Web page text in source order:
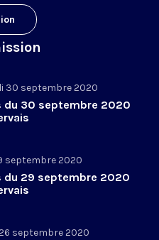
30 septembre 2020
du 30 septembre 2020
septembre 2020
du 29 septembre 2020
septembre 2020